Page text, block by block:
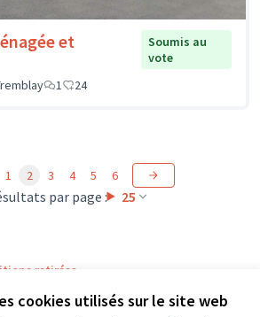
cookies utilisés sur le site web
et
Soumis au
vote
1 24
par page : 25
1 2 3 4 5 6
retirées